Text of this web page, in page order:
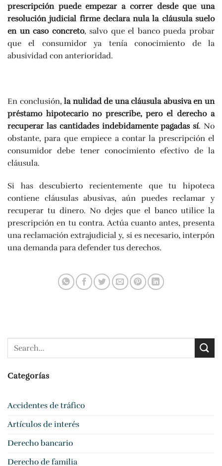
prescripción puede empezar a correr desde que una
resolución judicial firme declara nula la cláusula suelo
en un caso concreto, salvo que el banco pueda probar
que el consumidor ya tenía conocimiento de la
abusividad con anterioridad.
En conclusión,la nulidad de una cláusula abusiva en un
préstamo hipotecario no prescribe, pero el derecho a
recuperar las cantidades indebidamente pagadas sí. No
obstante, para que empiece a contar la prescripción el
consumidor debe tener conocimiento efectivo de la
cláusula.
Si has descubierto recientemente que tu hipoteca
contiene cláusulas abusivas, aún puedes reclamar y
recuperar tu dinero. No dejes que el banco utilice la
prescripción en tu contra. Actúa cuanto antes, presenta
una reclamación extrajudicial y, si es necesario, interpón
una demanda para defender tus derechos.
Categorías
Accidentes de tráfico
Artículos de interés
Derecho bancario
Derecho de familia